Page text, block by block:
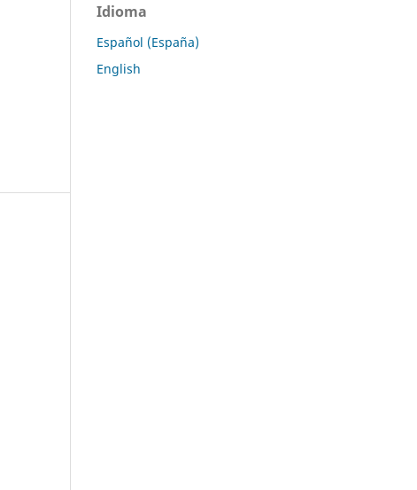
Idioma
Español (España)
English